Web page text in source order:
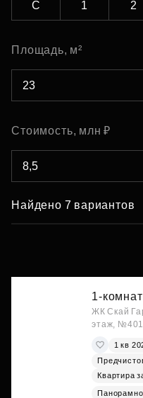
С 1 2
Площадь, м²
Стоимость, млн ₽
Найдено 7 вариантов
1-
ЖК Скай
этаж, №401
1 кв
Квартира